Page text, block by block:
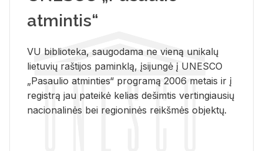
atmintis“
VU biblioteka, saugodama ne vieną unikalų
lietuvių raštijos paminklą, įsijungė į UNESCO
„Pasaulio atminties“ programą 2006 metais ir į
registrą jau pateikė kelias dešimtis vertingiausių
nacionalinės bei regioninės reikšmės objektų.